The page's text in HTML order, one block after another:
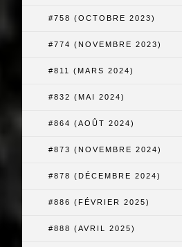
#758 (OCTOBRE 2023)
#774 (NOVEMBRE 2023)
#811 (MARS 2024)
#832 (MAI 2024)
#864 (AOÛT 2024)
#873 (NOVEMBRE 2024)
#878 (DÉCEMBRE 2024)
#886 (FÉVRIER 2025)
#888 (AVRIL 2025)